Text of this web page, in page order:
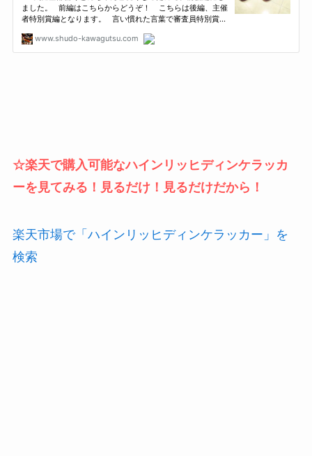
☆楽天で購入可能なハインリッヒディンケラッカ
ーを見てみる！見るだけ！見るだけだから！
楽天市場で「ハインリッヒディンケラッカー」を
検索